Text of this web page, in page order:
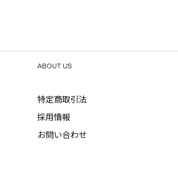
ABOUT US
特定商取引法
採用情報
お問い合わせ